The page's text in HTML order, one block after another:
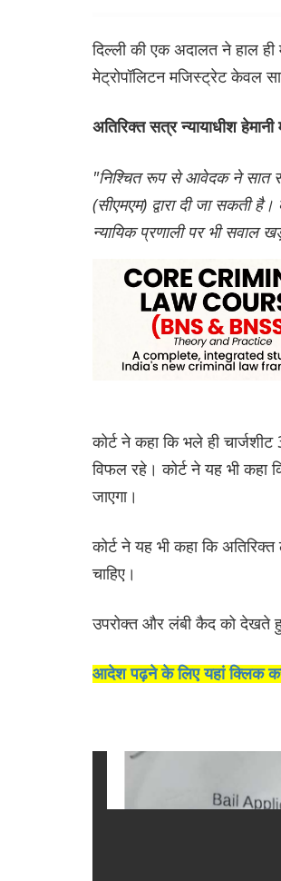
दिल्ली की एक अदालत ने हाल
मेट्रोपॉलिटन मजिस्ट्रेट केवल
अतिरिक्त सत्र न्यायाधीश हेमानी
"निश्चित रूप से आवेदक ने सात
(सीएमएम) द्वारा दी जा सकती
न्यायिक प्रणाली पर भी सवाल
कोर्ट ने कहा कि भले ही
विफल रहे। कोर्ट ने यह भी कहा
जाएगा।
कोर्ट ने यह भी कहा कि
चाहिए।
उपरोक्त और लंबी कैद को देखते
आदेश पढ़ने के लिए यहां क्लिक